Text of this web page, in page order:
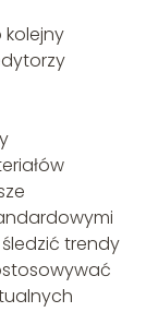
kolejny
trendy